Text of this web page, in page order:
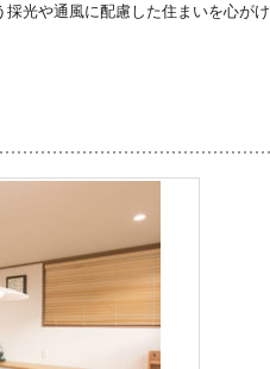
光や通風に配慮した住まいを心がけ